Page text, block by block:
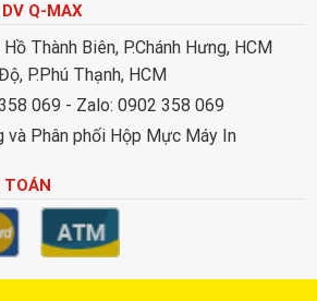
Q-MAX
Thành Biên, P.Chánh Hưng, HCM
P.Phú Thạnh, HCM
069 - Zalo: 0902 358 069
và Phân phối Hộp Mực Máy In
TOÁN